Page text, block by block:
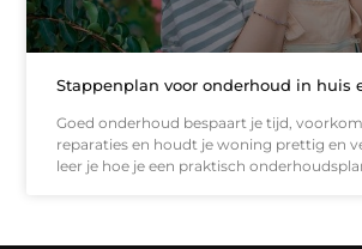
Stappenplan voor onderhoud in huis
Goed onderhoud bespaart je tijd,
reparaties en houdt je woning prettig en
leer je hoe je een praktisch